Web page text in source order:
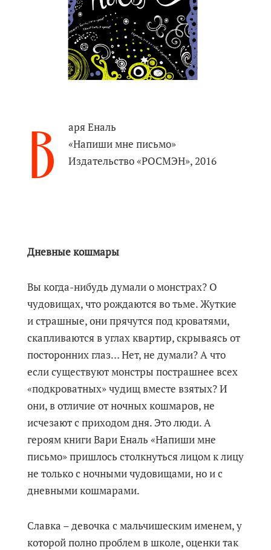
В
аря Еналь
«Напиши мне письмо»
Издательство «РОСМЭН», 2016
Дневные кошмары
Вы когда-нибудь думали о монстрах? О
чудовищах, что рождаются во тьме. Жуткие
и страшные, они прячутся под кроватями,
скапливаются в углах квартир, скрываясь от
посторонних глаз… Нет, не думали? А что
если существуют монстры пострашнее всех
«подкроватных» чудищ вместе взятых? И
они, в отличие от ночных кошмаров, не
исчезают с приходом дня. Это люди. А
героям книги Вари Еналь «Напиши мне
письмо» пришлось столкнуться лицом к лицу
не только с ночными чудовищами, но и с
дневными кошмарами.
Славка – девочка с мальчишеским именем, у
которой полно проблем в школе, оценки так